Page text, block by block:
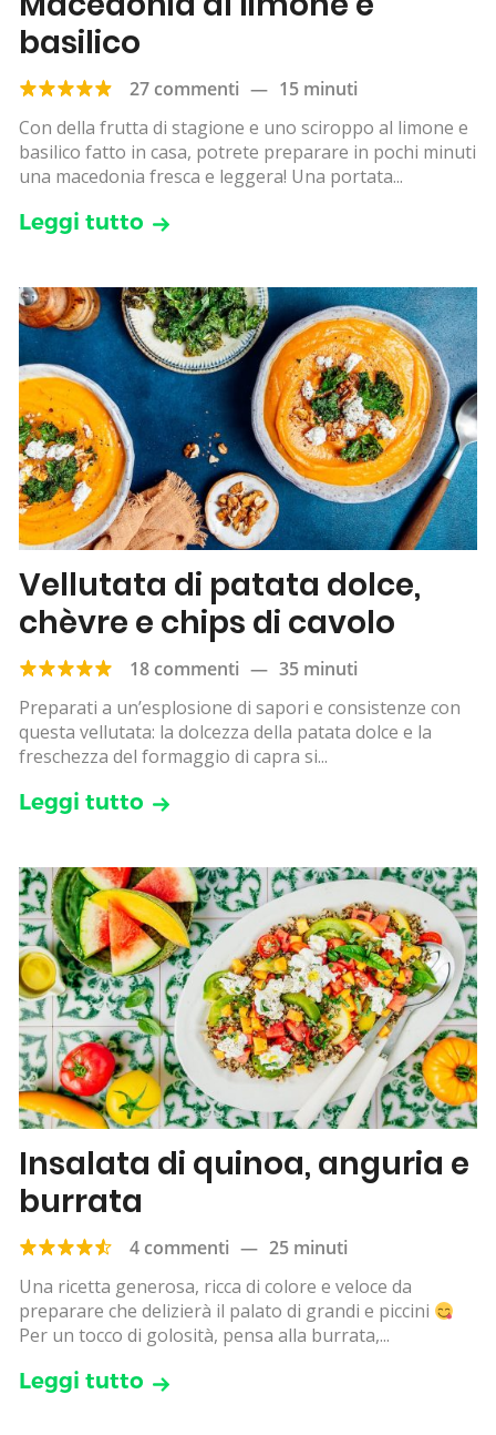
basilico
27 commenti — 15 minuti
Con della frutta di stagione e uno sciroppo al limone e
basilico fatto in casa, potrete preparare in pochi minuti
una macedonia fresca e leggera! Una portata...
Leggi tutto
Vellutata di patata dolce,
chèvre e chips di cavolo
18 commenti — 35 minuti
Preparati a un’esplosione di sapori e consistenze con
questa vellutata: la dolcezza della patata dolce e la
freschezza del formaggio di capra si...
Leggi tutto
Insalata di quinoa, anguria e
burrata
4 commenti — 25 minuti
Una ricetta generosa, ricca di colore e veloce da
preparare che delizierà il palato di grandi e piccini
Per un tocco di golosità, pensa alla burrata,...
Leggi tutto